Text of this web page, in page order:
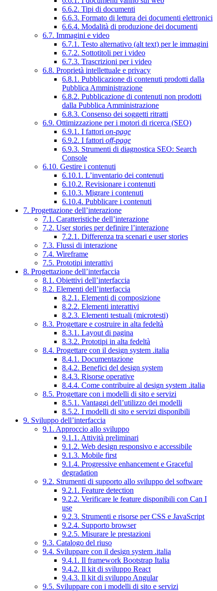
6.6.2. Tipi di documenti
6.6.3. Formato di lettura dei documenti elettronici
6.6.4. Modalità di produzione dei documenti
6.7. Immagini e video
6.7.1. Testo alternativo (alt text) per le immagini
6.7.2. Sottotitoli per i video
6.7.3. Trascrizioni per i video
6.8. Proprietà intellettuale e privacy
6.8.1. Pubblicazione di contenuti prodotti dalla
Pubblica Amministrazione
6.8.2. Pubblicazione di contenuti non prodotti
dalla Pubblica Amministrazione
6.8.3. Consenso dei soggetti ritratti
6.9. Ottimizzazione per i motori di ricerca (SEO)
6.9.1. I fattori on-page
6.9.2. I fattori off-page
6.9.3. Strumenti di diagnostica SEO: Search
Console
6.10. Gestire i contenuti
6.10.1. L’inventario dei contenuti
6.10.2. Revisionare i contenuti
6.10.3. Migrare i contenuti
6.10.4. Pubblicare i contenuti
7. Progettazione dell’interazione
7.1. Caratteristiche dell’interazione
7.2. User stories per definire l’interazione
7.2.1. Differenza tra scenari e user stories
7.3. Flussi di interazione
7.4. Wireframe
7.5. Prototipi interattivi
8. Progettazione dell’interfaccia
8.1. Obiettivi dell’interfaccia
8.2. Elementi dell’interfaccia
8.2.1. Elementi di composizione
8.2.2. Elementi interattivi
8.2.3. Elementi testuali (microtesti)
8.3. Progettare e costruire in alta fedeltà
8.3.1. Layout di pagina
8.3.2. Prototipi in alta fedeltà
8.4. Progettare con il design system .italia
8.4.1. Documentazione
8.4.2. Benefici del design system
8.4.3. Risorse operative
8.4.4. Come contribuire al design system .italia
8.5. Progettare con i modelli di sito e servizi
8.5.1. Vantaggi dell’utilizzo dei modelli
8.5.2. I modelli di sito e servizi disponibili
9. Sviluppo dell’interfaccia
9.1. Approccio allo sviluppo
9.1.1. Attività preliminari
9.1.2. Web design responsivo e accessibile
9.1.3. Mobile first
9.1.4. Progressive enhancement e Graceful
degradation
9.2. Strumenti di supporto allo sviluppo del software
9.2.1. Feature detection
9.2.2. Verificare le feature disponibili con Can I
use
9.2.3. Strumenti e risorse per CSS e JavaScript
9.2.4. Supporto browser
9.2.5. Misurare le prestazioni
9.3. Catalogo del riuso
9.4. Sviluppare con il design system .italia
9.4.1. Il framework Bootstrap Italia
9.4.2. Il kit di sviluppo React
9.4.3. Il kit di sviluppo Angular
9.5. Sviluppare con i modelli di sito e servizi